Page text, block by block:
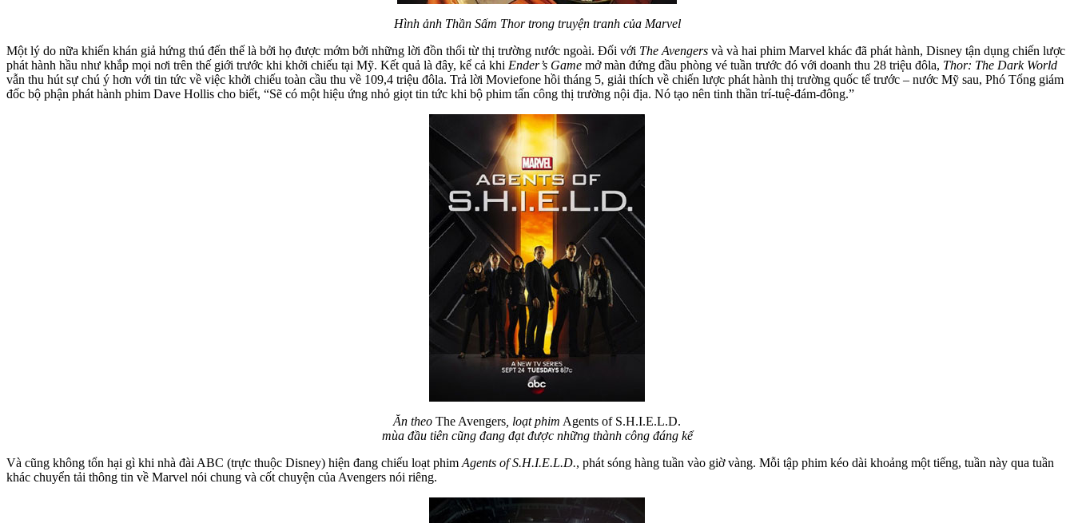
Hình ảnh Thần Sấm Thor trong truyện tranh của Marvel
Một lý do nữa khiến khán giả hứng thú đến thế là bởi họ được mớm bởi những lời đồn thổi từ thị trường nước ngoài. Đối với The Avengers và và hai phim Marvel khác đã phát hành, Disney tận dụng chiến lược
phát hành hầu như khắp mọi nơi trên thế giới trước khi khởi chiếu tại Mỹ. Kết quả là đây, kể cả khi Ender’s Game mở màn đứng đầu phòng vé tuần trước đó với doanh thu 28 triệu đôla, Thor: The Dark World
vẫn thu hút sự chú ý hơn với tin tức về việc khởi chiếu toàn cầu thu về 109,4 triệu đôla. Trả lời Moviefone hồi tháng 5, giải thích về chiến lược phát hành thị trường quốc tế trước – nước Mỹ sau, Phó Tổng giám
đốc bộ phận phát hành phim Dave Hollis cho biết, “Sẽ có một hiệu ứng nhỏ giọt tin tức khi bộ phim tấn công thị trường nội địa. Nó tạo nên tinh thần trí-tuệ-đám-đông.”
Ăn theo The Avengers , loạt phim Agents of S.H.I.E.L.D.
mùa đầu tiên cũng đang đạt được những thành công đáng kể
Và cũng không tổn hại gì khi nhà đài ABC (trực thuộc Disney) hiện đang chiếu loạt phim Agents of S.H.I.E.L.D., phát sóng hàng tuần vào giờ vàng. Mỗi tập phim kéo dài khoảng một tiếng, tuần này qua tuần
khác chuyển tải thông tin về Marvel nói chung và cốt chuyện của Avengers nói riêng.